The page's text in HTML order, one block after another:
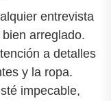
entrevista
arreglado.
a detalles
y la ropa.
impecable,